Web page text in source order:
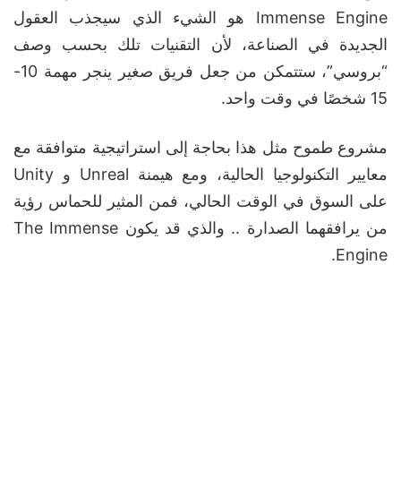
Immense Engine هو الشيء الذي سيجذب العقول
الجديدة في الصناعة، لأن التقنيات تلك بحسب وصف
“بروسي”، ستتمكن من جعل فريق صغير ينجر مهمة 10-
15 شخصًا في وقت واحد.
مشروع طموح مثل هذا بحاجة إلى استراتيجية متوافقة مع
معايير التكنولوجيا الحالية، ومع هيمنة Unreal و Unity
على السوق في الوقت الحالي، فمن المثير للحماس رؤية
من يرافقهما الصدارة .. والذي قد يكون The Immense
Engine.